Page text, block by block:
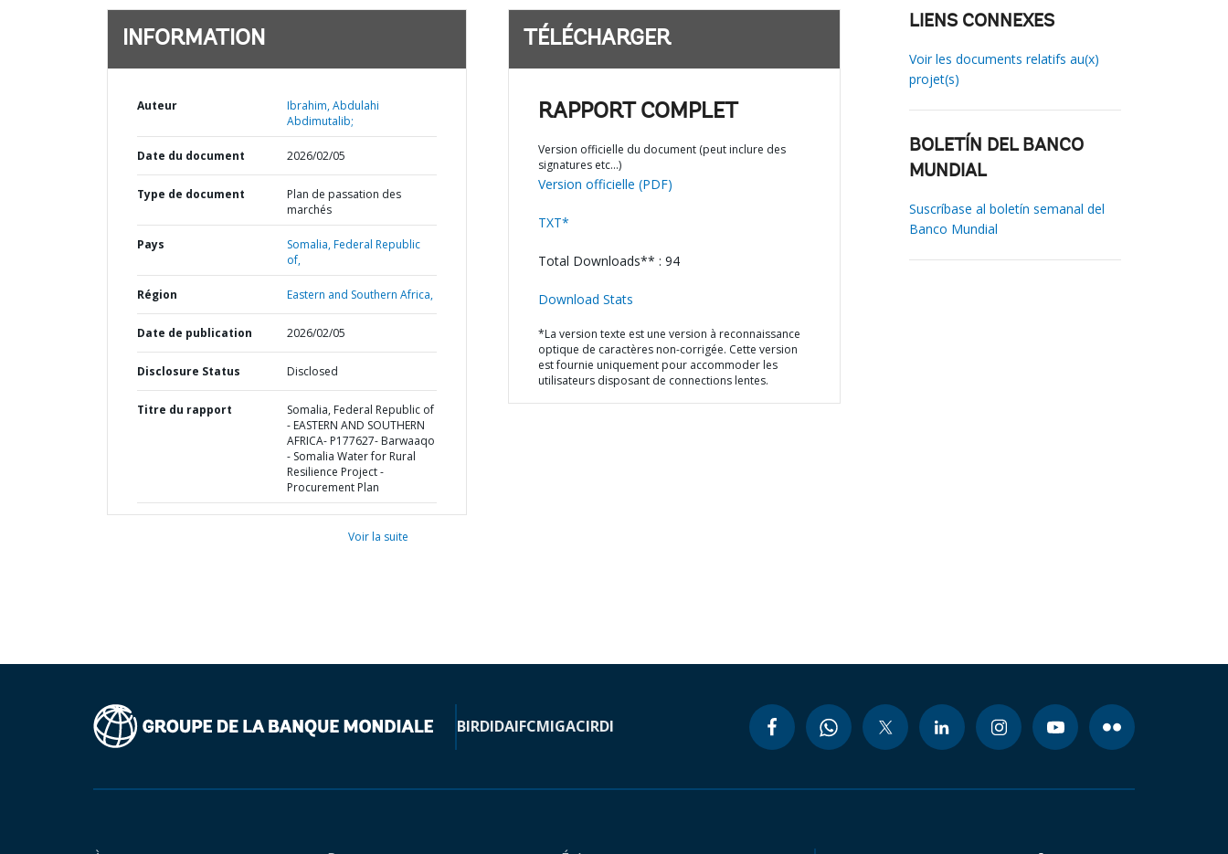
INFORMATION
Auteur
Ibrahim, Abdulahi
Abdimutalib;
Date du document 2026/02/05
Type de document
Plan de passation des
marchés
Pays Somalia,Federal Republic
of,
Région Eastern and Southern Africa,
Date de publication 2026/02/05
Disclosure Status Disclosed
Titre du rapport
Somalia, Federal Republic of
- EASTERN AND SOUTHERN
AFRICA- P177627- Barwaaqo
- Somalia Water for Rural
Resilience Project -
Procurement Plan
Voir la suite
TÉLÉCHARGER
RAPPORT COMPLET
Version officielle du document (peut inclure des
signatures etc…)
Version officielle (PDF)
TXT*
Total Downloads** : 94
Download Stats
*La version texte est une version à reconnaissance
optique de caractères non-corrigée. Cette version
est fournie uniquement pour accommoder les
utilisateurs disposant de connections lentes.
LIENS CONNEXES
Voir les documents relatifs au(x)
projet(s)
BOLETÍN DEL BANCO
MUNDIAL
Suscríbase al boletín semanal del
Banco Mundial
BIRDIDAIFCMIGACIRDI